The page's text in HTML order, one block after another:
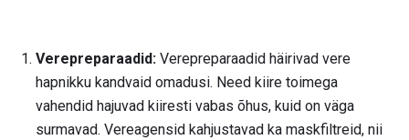
Verepreparaadid: Verepreparaadid häirivad vere
hapnikku kandvaid omadusi. Need kiire toimega
vahendid hajuvad kiiresti vabas õhus, kuid on väga
surmavad. Vereagensid kahjustavad ka maskfiltreid, nii